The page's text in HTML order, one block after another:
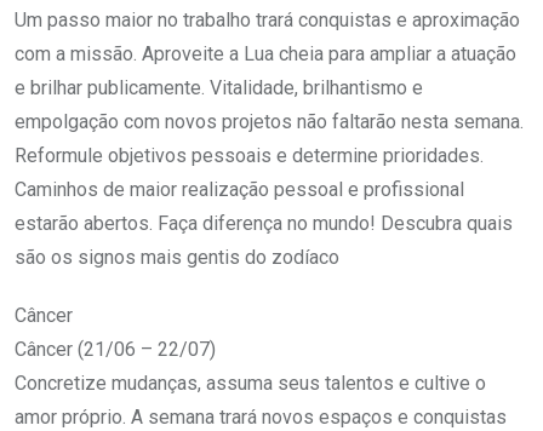
Um passo maior no trabalho trará conquistas e aproximação
com a missão. Aproveite a Lua cheia para ampliar a atuação
e brilhar publicamente. Vitalidade, brilhantismo e
empolgação com novos projetos não faltarão nesta semana.
Reformule objetivos pessoais e determine prioridades.
Caminhos de maior realização pessoal e profissional
estarão abertos. Faça diferença no mundo! Descubra quais
são os signos mais gentis do zodíaco
Câncer
Câncer (21/06 – 22/07)
Concretize mudanças, assuma seus talentos e cultive o
amor próprio. A semana trará novos espaços e conquistas